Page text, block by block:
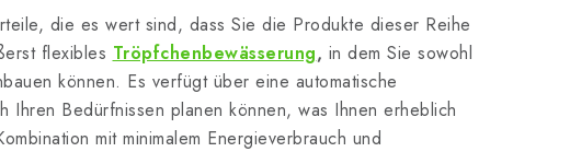
die es wert sind, dass Sie die Produkte dieser Reihe
flexibles Tröpfchenbewässerung, in dem Sie sowohl
können. Es verfügt über eine automatische
Ihren Bedürfnissen planen können, was Ihnen erheblich
mit minimalem Energieverbrauch und